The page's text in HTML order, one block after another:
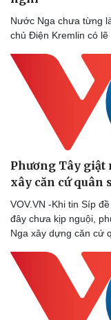
Nước Nga chưa từng
chủ Điện Kremlin có lẽ
Phương Tây
xây căn cứ quân
VOV.VN -Khi tin Síp
đây chưa kịp nguội,
Nga xây dựng căn cứ